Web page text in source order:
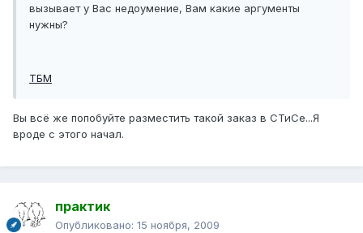
вызывает у Вас недоумение, Вам какие аргументы
нужны?
ТБМ
Вы всё же попобуйте разместить такой заказ в СТиСе...Я
вроде с этого начал.
практик
Опубликовано: 15 ноября, 2009